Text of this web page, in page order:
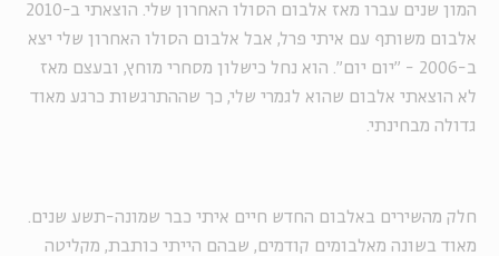
המון שנים עברו מאז אלבום הסולו האחרון שלי. הוצאתי ב-2010
אלבום משותף עם איתי פרל, אבל אלבום הסולו האחרון שלי יצא
ב-2006 - "יום יום". הוא נחל כישלון מסחרי מוחץ, ובעצם מאז
לא הוצאתי אלבום שהוא לגמרי שלי, כך שההתרגשות כרגע מאוד
גדולה מבחינתי.
חלק מהשירים באלבום החדש חיים איתי כבר שמונה-תשע שנים.
מאוד בשונה מאלבומים קודמים, שבהם הייתי כותבת, מקליטה